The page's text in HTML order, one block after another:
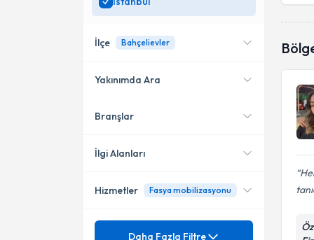
İlçe Bahçelievler
Kadıköy
Fatih
Yakınımda Ara
Konumuma yakın uzmanları
Branşlar
Fizyoterapi
İlgi Alanları
Ameliyatsız Bel Ağrısı Tedavisi
Hizmetler Fasya mobilizasyonu
Mezuniyet
Daha Fazla Filtre